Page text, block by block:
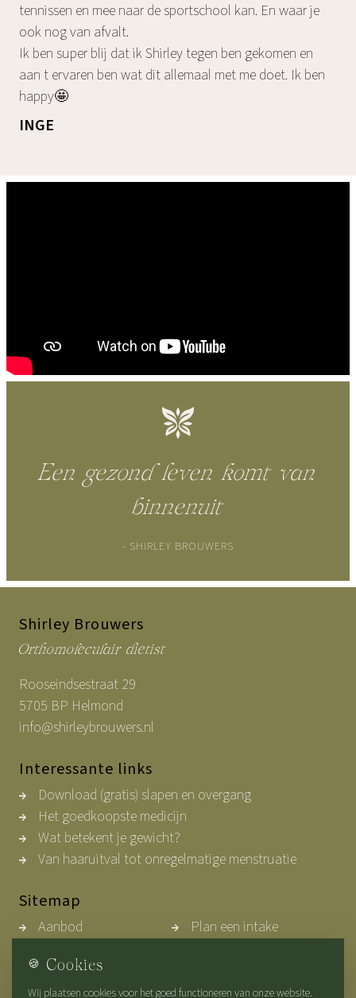
tennissen en mee naar de sportschool kan. En waar je
ook nog van afvalt.
Ik ben super blij dat ik Shirley tegen ben gekomen en
aan t ervaren ben wat dit allemaal met me doet. Ik ben
happy🤩
INGE
Een gezond leven komt van
binnenuit
- SHIRLEY BROUWERS
Shirley Brouwers
Orthomoleculair dietist
Rooseindsestraat 29
5705 BP Helmond
info@shirleybrouwers.nl
Interessante links
Download (gratis) slapen en overgang
Het goedkoopste medicijn
Wat betekent je gewicht?
Van haaruitval tot onregelmatige menstruatie
Sitemap
Aanbod
Plan een intake
Werkwijze
Blogs
Privacybeleid
🍪 Cookies
Wij plaatsen cookies voor het goed functioneren van onze website.